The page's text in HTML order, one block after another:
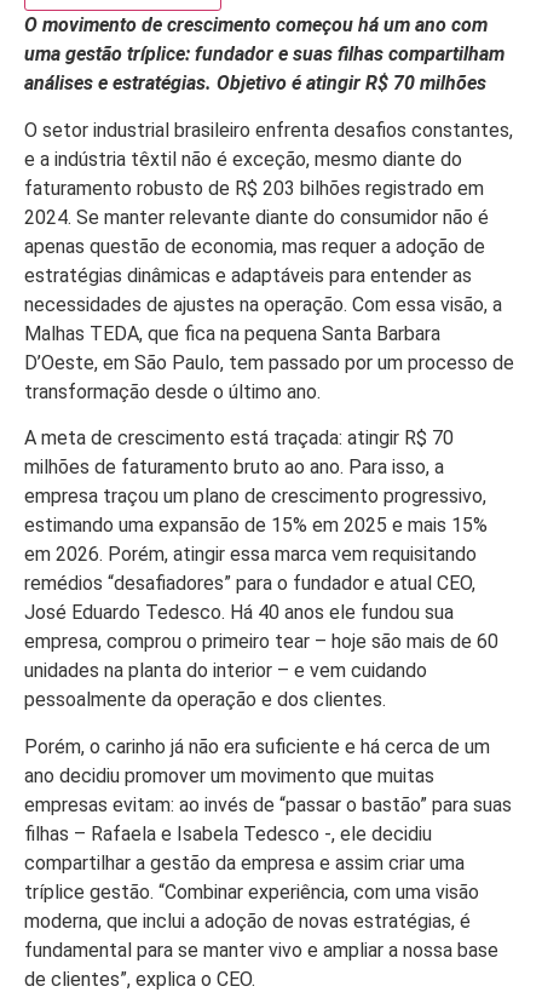
O movimento de crescimento começou há um ano com
uma gestão tríplice: fundador e suas filhas compartilham
análises e estratégias. Objetivo é atingir R$ 70 milhões
O setor industrial brasileiro enfrenta desafios constantes,
e a indústria têxtil não é exceção, mesmo diante do
faturamento robusto de R$ 203 bilhões registrado em
2024. Se manter relevante diante do consumidor não é
apenas questão de economia, mas requer a adoção de
estratégias dinâmicas e adaptáveis para entender as
necessidades de ajustes na operação. Com essa visão, a
Malhas TEDA, que fica na pequena Santa Barbara
D’Oeste, em São Paulo, tem passado por um processo de
transformação desde o último ano.
A meta de crescimento está traçada: atingir R$ 70
milhões de faturamento bruto ao ano. Para isso, a
empresa traçou um plano de crescimento progressivo,
estimando uma expansão de 15% em 2025 e mais 15%
em 2026. Porém, atingir essa marca vem requisitando
remédios “desafiadores” para o fundador e atual CEO,
José Eduardo Tedesco. Há 40 anos ele fundou sua
empresa, comprou o primeiro tear – hoje são mais de 60
unidades na planta do interior – e vem cuidando
pessoalmente da operação e dos clientes.
Porém, o carinho já não era suficiente e há cerca de um
ano decidiu promover um movimento que muitas
empresas evitam: ao invés de “passar o bastão” para suas
filhas – Rafaela e Isabela Tedesco -, ele decidiu
compartilhar a gestão da empresa e assim criar uma
tríplice gestão. “Combinar experiência, com uma visão
moderna, que inclui a adoção de novas estratégias, é
fundamental para se manter vivo e ampliar a nossa base
de clientes”, explica o CEO.